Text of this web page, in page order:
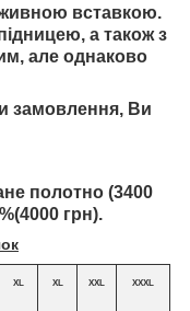
вставкою.
а також з
але однаково
замовлення, Ви
полотно (3400
грн).
XL XL XXL XXXL